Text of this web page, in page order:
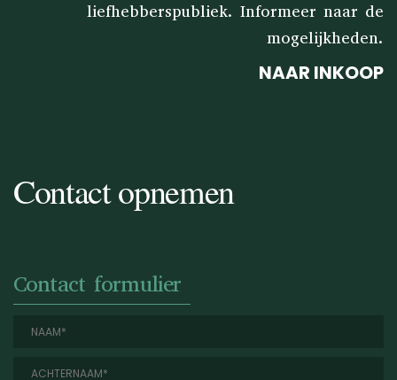
liefhebberspubliek. Informeer naar de
mogelijkheden.
NAAR INKOOP
Contact opnemen
Contact formulier